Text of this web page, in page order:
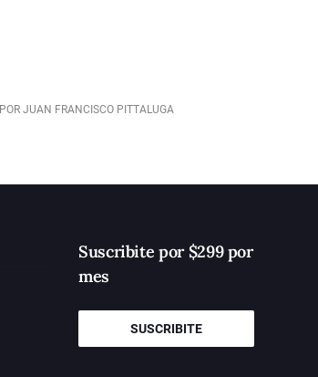
POR JUAN FRANCISCO PITTALUGA
Suscribite por $299 por
mes
SUSCRIBITE